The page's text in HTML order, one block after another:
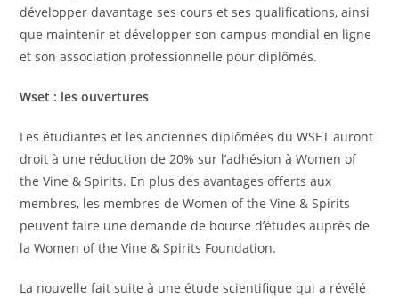
développer davantage ses cours et ses qualifications, ainsi
que maintenir et développer son campus mondial en ligne
et son association professionnelle pour diplômés.
Wset : les ouvertures
Les étudiantes et les anciennes diplômées du WSET auront
droit à une réduction de 20% sur l’adhésion à Women of
the Vine & Spirits. En plus des avantages offerts aux
membres, les membres de Women of the Vine & Spirits
peuvent faire une demande de bourse d’études auprès de
la Women of the Vine & Spirits Foundation.
La nouvelle fait suite à une étude scientifique qui a révélé